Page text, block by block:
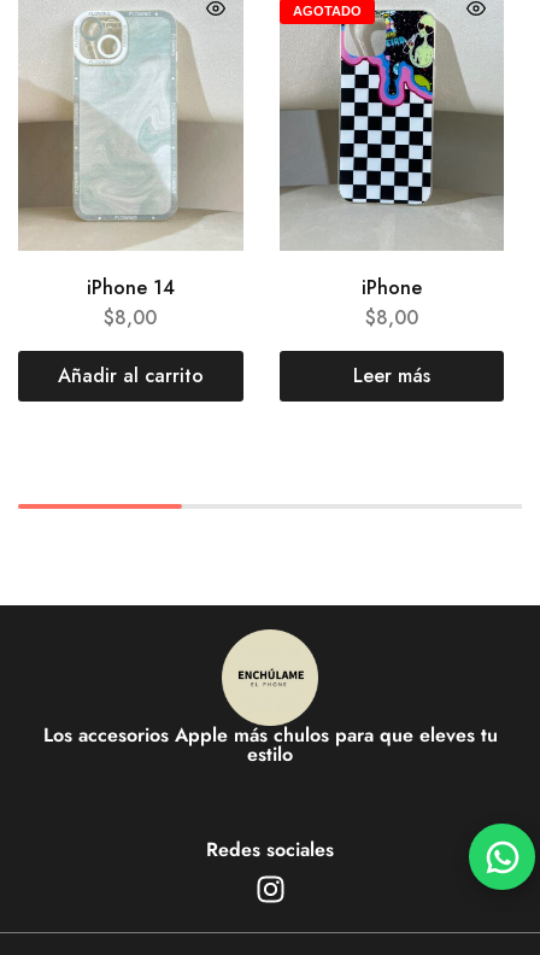
iPhone 14
$8,00
Añadir al carrito
AGOTADO
iPhone
$8,00
Leer más
Los accesorios Apple más chulos para que eleves tu
estilo
Redes sociales